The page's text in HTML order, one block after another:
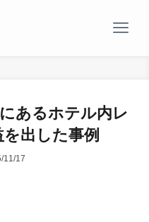
あるホテル内レ
出した事例
11/17